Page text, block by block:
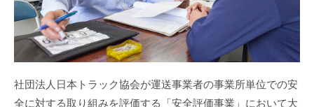
社団法人日本トラック協会が運送事業者の事業所単位での安
全に対する取り組みを評価する「安全評価事業」において大